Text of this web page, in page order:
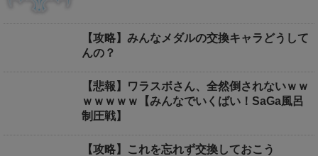
【攻略】みんなメダルの交換キャラどうして
んの？
【悲報】ワラスボさん、全然倒されないｗｗ
ｗｗｗｗｗ【みんなでいくばい！SaGa風呂
制圧戦】
【攻略】これを忘れず交換しておこう